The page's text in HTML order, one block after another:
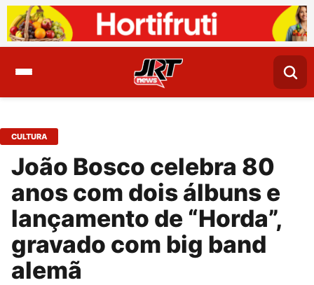
CULTURA
João Bosco celebra 80
anos com dois álbuns e
lançamento de “Horda”,
gravado com big band
alemã